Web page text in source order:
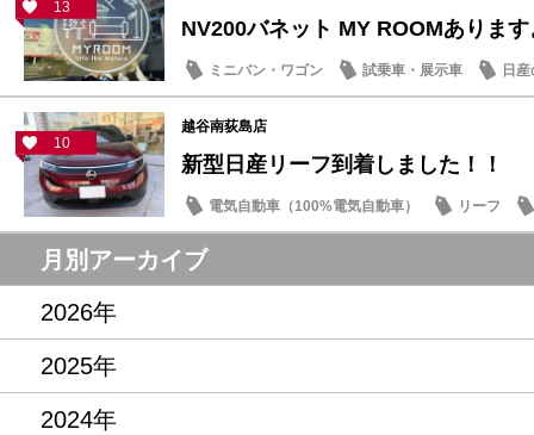
13
NV200バネット MY ROOMありま
ミニバン・ワゴン 試乗車・展示車 日
10
越谷南荻島店
新型日産リーフ到着しました！！
電気自動車（100%電気自動車） リーフ
月別アーカイブ
2026年
2025年
2024年